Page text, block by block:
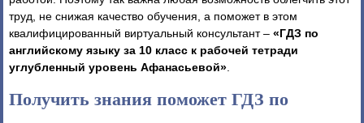
труд, не снижая качество обучения, а поможет в этом
квалифицированный виртуальный консультант – «ГДЗ по
английскому языку за 10 класс к рабочей тетради
углубленный уровень Афанасьевой»
Получить знания поможет ГДЗ по